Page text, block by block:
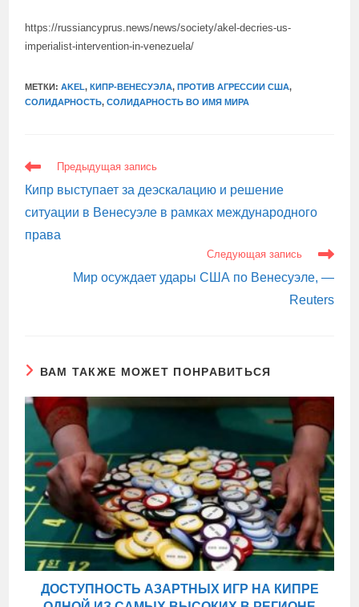
https://russiancyprus.news/news/society/akel-decries-us-
imperialist-intervention-in-venezuela/
МЕТКИ:AKEL, КИПР-ВЕНЕСУЭЛА, ПРОТИВ АГРЕССИИ США,
СОЛИДАРНОСТЬ, СОЛИДАРНОСТЬ ВО ИМЯ МИРА
ЕЩЕ
СТАТЬИ
Предыдущая запись
Кипр выступает за деэскалацию и решение
ситуации в Венесуэле в рамках международного
права
Следующая запись
Мир осуждает удары США по Венесуэле, —
Reuters
ВАМ ТАКЖЕ МОЖЕТ ПОНРАВИТЬСЯ
ДОСТУПНОСТЬ АЗАРТНЫХ ИГР НА КИПРЕ